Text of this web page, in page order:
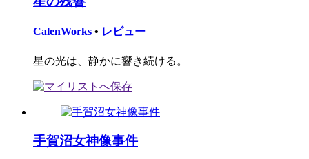
CalenWorks • レビュー
星の光は、静かに響き続ける。
手賀沼女神像事件